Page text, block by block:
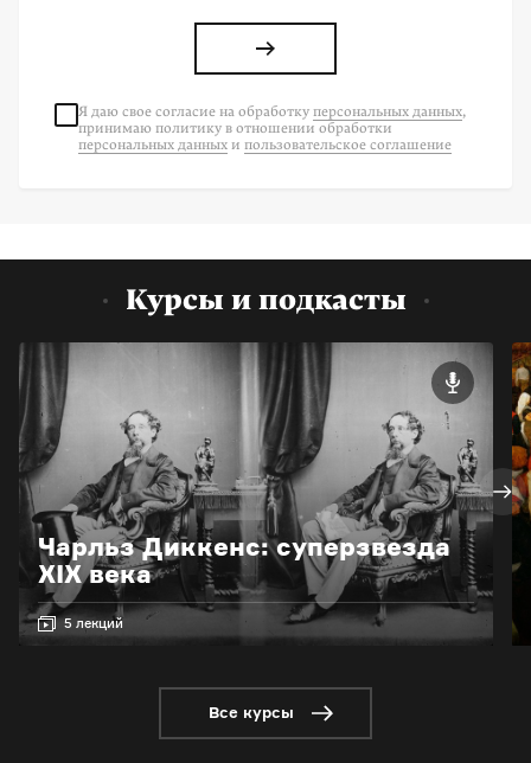
Я даю свое согласие на обработку персональных данных,
принимаю политику в отношении обработки
персональных данных и пользовательское соглашение
Курсы и подкасты
Чарльз Диккенс: суперзвезда
XIX века
5 лекций
Все курсы